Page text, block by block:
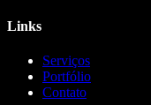
Links
Serviços
Portfólio
Contato